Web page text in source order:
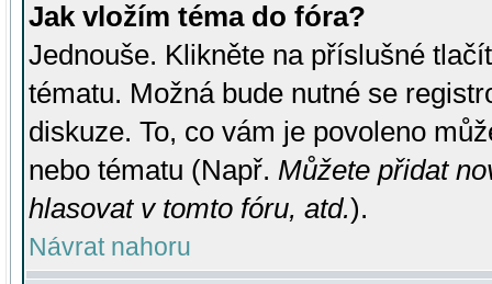
Jak vložím téma do fóra?
Jednouše. Klikněte na příslušné
tématu. Možná bude nutné se
diskuze. To, co vám je povoleno
nebo tématu (Např. Můžete přidat
hlasovat v tomto fóru, atd.).
Návrat nahoru